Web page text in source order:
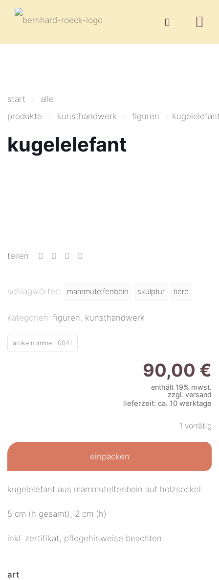
start >
alle
produkte
> kunsthandwerk > figuren >
kugelelefant
teilen
schlagwörter: mammutelfenbein skulptur tiere
kategorien: figuren, kunsthandwerk
artikelnummer: 0041
90,00 €
enthält 19% mwst.
zzgl. versand
lieferzeit: ca. 10 werktage
1 vorrätig
einpacken
kugelelefant aus mammutelfenbein auf holzsockel.
5 cm (h gesamt), 2 cm (h)
inkl. zertifikat, pflegehinweise beachten.
art